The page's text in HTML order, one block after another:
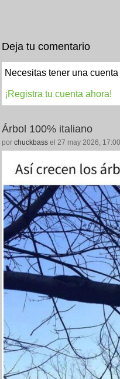
Deja tu comentario
Necesitas tener una
¡Registra tu cuenta ahora!
Árbol 100% italiano
por chuckbass el 27 may 2026, 17:00